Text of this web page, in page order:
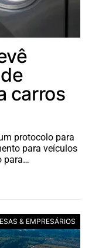
carros
protocolo para
para veículos
para…
& EMPRESÁRIOS